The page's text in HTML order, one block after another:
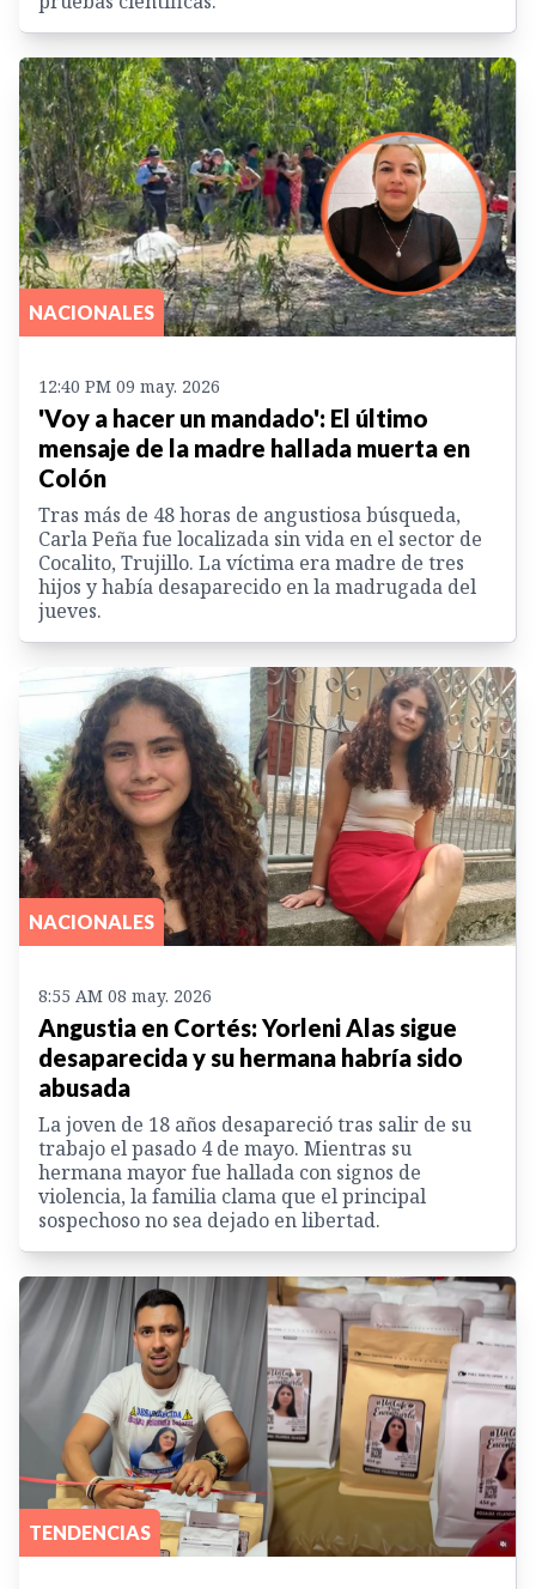
NACIONALES
12:40 PM 09 may. 2026
'Voy a hacer un mandado': El último
mensaje de la madre hallada muerta en
Colón
Tras más de 48 horas de angustiosa búsqueda,
Carla Peña fue localizada sin vida en el sector de
Cocalito, Trujillo. La víctima era madre de tres
hijos y había desaparecido en la madrugada del
jueves.
NACIONALES
8:55 AM 08 may. 2026
Angustia en Cortés: Yorleni Alas sigue
desaparecida y su hermana habría sido
abusada
La joven de 18 años desapareció tras salir de su
trabajo el pasado 4 de mayo. Mientras su
hermana mayor fue hallada con signos de
violencia, la familia clama que el principal
sospechoso no sea dejado en libertad.
TENDENCIAS